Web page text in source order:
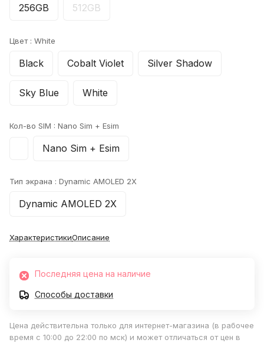
256GB 512GB
Цвет : White
Black Cobalt Violet Silver Shadow
Sky Blue White
Кол-во SIM : Nano Sim + Esim
Nano Sim + Esim
Тип экрана : Dynamic AMOLED 2X
Dynamic AMOLED 2X
ХарактеристикиОписание
Последняя цена на наличие
Способы доставки
Цена действительна только для интернет-магазина (в рабочее
время с 10:00 до 22:00 по мск) и может отличаться от цен в